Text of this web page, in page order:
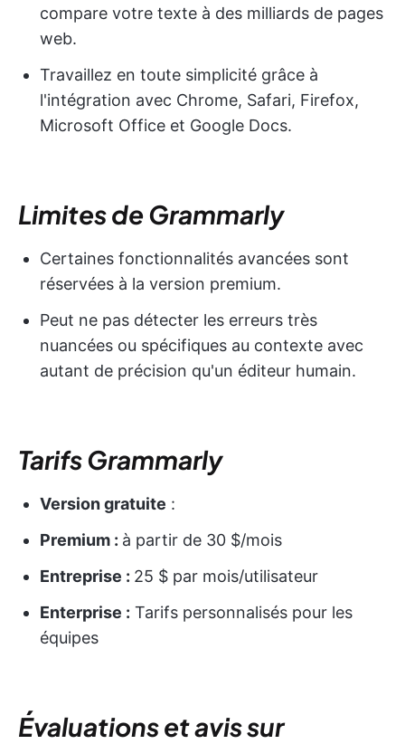
compare votre texte à des milliards de pages
web.
Travaillez en toute simplicité grâce à
l'intégration avec Chrome, Safari, Firefox,
Microsoft Office et Google Docs.
Limites de Grammarly
Certaines fonctionnalités avancées sont
réservées à la version premium.
Peut ne pas détecter les erreurs très
nuancées ou spécifiques au contexte avec
autant de précision qu'un éditeur humain.
Tarifs Grammarly
Version gratuite :
Premium : à partir de 30 $/mois
Entreprise : 25 $ par mois/utilisateur
Enterprise : Tarifs personnalisés pour les
équipes
Évaluations et avis sur